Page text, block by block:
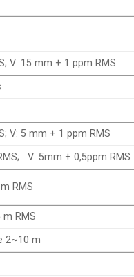
V: 15 mm + 1 ppm RMS
V: 5 mm + 1 ppm RMS
V: 5mm + 0,5ppm RMS
RMS
RMS
2~10 m